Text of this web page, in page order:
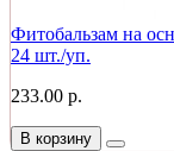
Фитобальзам на
24 шт./уп.
233.00 р.
В корзину